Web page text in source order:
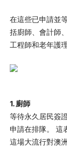
在這些已申請並
括廚師、會計師
工程師和老年護
1. 廚師
等待永久居民簽
申請在排隊。 這
這場大流行對澳